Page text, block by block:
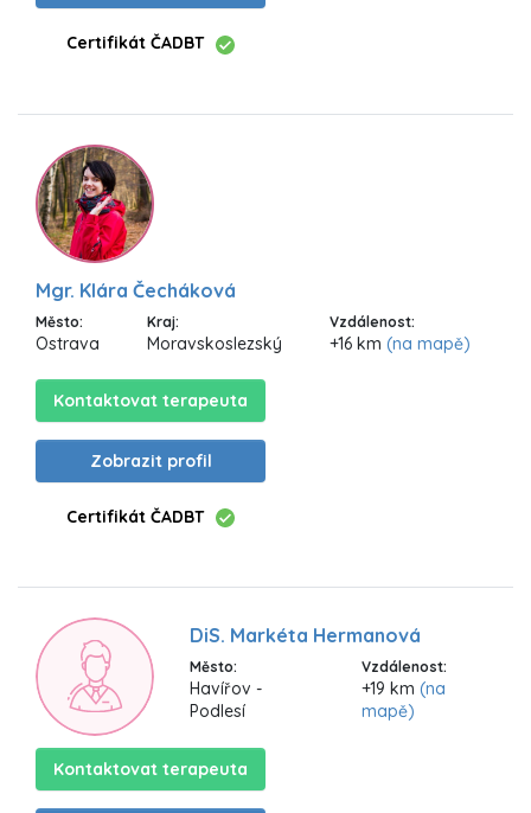
Certifikát ČADBT
Mgr. Klára Čecháková
Město:
Ostrava
Kraj:
Moravskoslezský
Vzdálenost:
+16 km (na mapě)
Kontaktovat terapeuta
Zobrazit profil
Certifikát ČADBT
DiS. Markéta Hermanová
Město:
Havířov -
Podlesí
Vzdálenost:
+19 km(na
mapě)
Kontaktovat terapeuta